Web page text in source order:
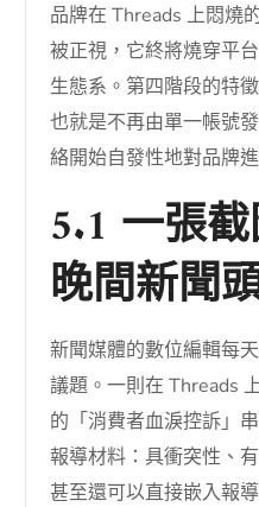
品牌在 Threads 上悶燒
被正視，它終將燒穿平
生態系。第四階段的特
也就是不再由單一帳號
絡開始自發性地對品牌
5.1 一張
晚間新聞
新聞媒體的數位編輯每
議題。一則在 Threads
的「消費者血淚控訴」
報導材料：具衝突性、
甚至還可以直接嵌入報